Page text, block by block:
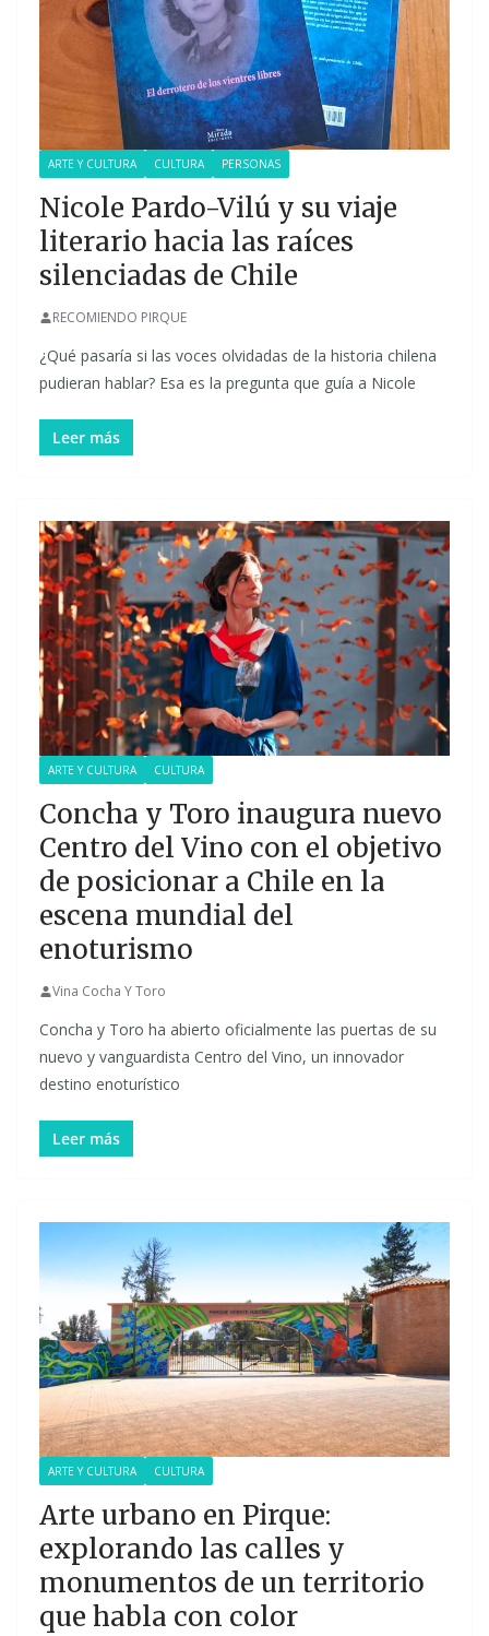
ARTE Y CULTURA CULTURA PERSONAS
Nicole Pardo-Vilú y su viaje
literario hacia las raíces
silenciadas de Chile
RECOMIENDO PIRQUE
¿Qué pasaría si las voces olvidadas de la historia chilena
pudieran hablar? Esa es la pregunta que guía a Nicole
Leer más
ARTE Y CULTURA CULTURA
Concha y Toro inaugura nuevo
Centro del Vino con el objetivo
de posicionar a Chile en la
escena mundial del
enoturismo
Vina Cocha Y Toro
Concha y Toro ha abierto oficialmente las puertas de su
nuevo y vanguardista Centro del Vino, un innovador
destino enoturístico
Leer más
ARTE Y CULTURA CULTURA
Arte urbano en Pirque:
explorando las calles y
monumentos de un territorio
que habla con color